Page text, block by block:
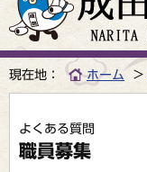
現在地： ホーム
よくある質問
職員募集